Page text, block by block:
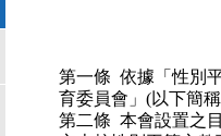
第一條 依據「性別
育委員會」(以下簡
第二條 本會設置之